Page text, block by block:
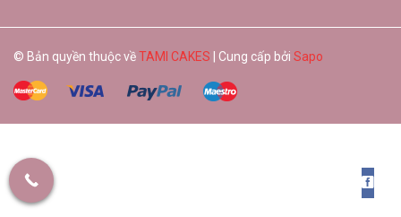
© Bản quyền thuộc vềTAMI CAKES | Cung cấp bởi Sapo